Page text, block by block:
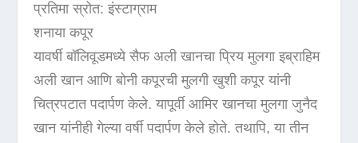
प्रतिमा स्रोत: इंस्टाग्राम
शनाया कपूर
यावर्षी बॉलिवूडमध्ये सैफ अली खानचा प्रिय मुलगा इब्राहिम
अली खान आणि बोनी कपूरची मुलगी खुशी कपूर यांनी
चित्रपटात पदार्पण केले. यापूर्वी आमिर खानचा मुलगा जुनैद
खान यांनीही गेल्या वर्षी पदार्पण केले होते. तथापि, या तीन